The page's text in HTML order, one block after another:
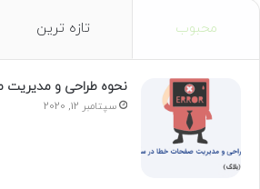
محبوب تازه ترین
نحوه طراحی و
سپتامبر 12, 2020